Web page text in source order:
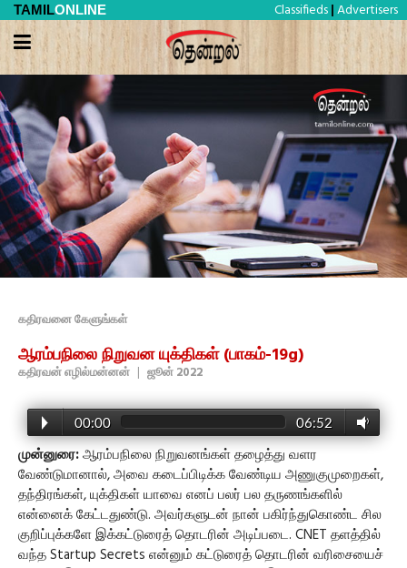
TAMILONLINE Classifieds | Advertisers
கதிரவனை கேளுங்கள்
ஆரம்பநிலை நிறுவன யுக்திகள் (பாகம்-19g)
கதிரவன் எழில்மன்னன் | ஜூன் 2022
00:00 06:52
முன்னுரை:ஆரம்பநிலை நிறுவனங்கள் தழைத்து வளர
வேண்டுமானால், அவை கடைப்பிடிக்க வேண்டிய அணுகுமுறைகள்,
தந்திரங்கள், யுக்திகள் யாவை எனப் பலர் பல தருணங்களில்
என்னைக் கேட்டதுண்டு. அவர்களுடன் நான் பகிர்ந்துகொண்ட சில
குறிப்புக்களே இக்கட்டுரைத் தொடரின் அடிப்படை. CNET தளத்தில்
வந்த Startup Secrets என்னும் கட்டுரைத் தொடரின் வரிசையைச்